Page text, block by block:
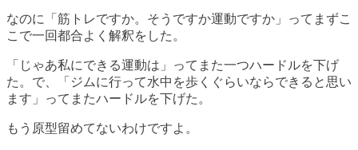
なのに「筋トレですか。そうですか運動ですか」ってまずこ
こで一回都合よく解釈をした。
「じゃあ私にできる運動は」ってまた一つハードルを下げ
た。で、「ジムに行って水中を歩くぐらいならできると思い
ます」ってまたハードルを下げた。
もう原型留めてないわけですよ。